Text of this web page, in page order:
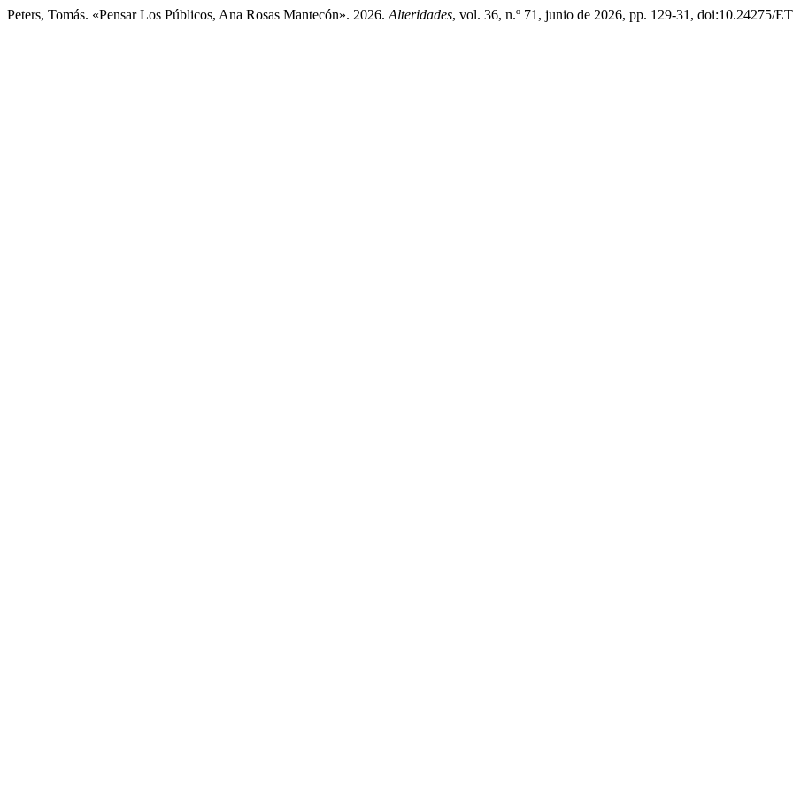
Peters, Tomás. «Pensar Los Públicos, Ana Rosas Mantecón». 2026. Alteridades, vol. 36, n.º 71, junio de 2026, pp. 129-31, doi:10.24275/